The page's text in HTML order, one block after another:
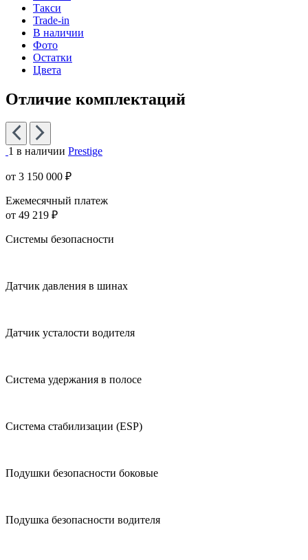
Такси
Trade-in
В наличии
Фото
Остатки
Цвета
Отличие комплектаций
1 в наличии Prestige
от 3 150 000 ₽
Ежемесячный платеж
от 49 219 ₽
Системы безопасности
Датчик давления в шинах
Датчик усталости водителя
Система удержания в полосе
Система стабилизации (ESP)
Подушки безопасности боковые
Подушка безопасности водителя